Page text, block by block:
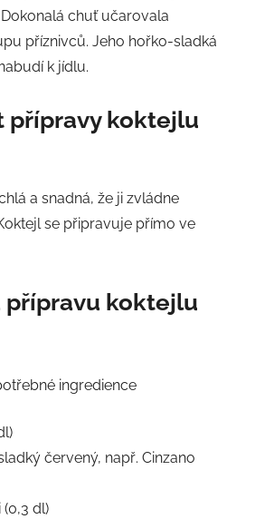
chuť učarovala
příznivců. Jeho hořko-sladká
k jídlu.
přípravykoktejlu
a snadná, že ji zvládne
se připravuje přímo ve
přípravu koktejlu
ingredience
červený, např. Cinzano
dl)